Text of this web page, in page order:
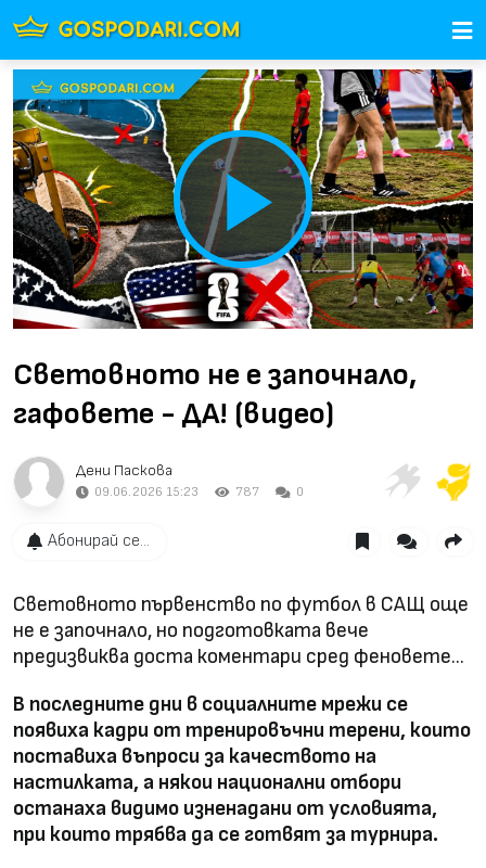
Play
Video
Световното не е започнало,
гафовете - ДА! (видео)
Дени Паскова
09.06.2026 15:23 787 0
Абонирай се...
Световното първенство по футбол в САЩ още
не е започнало, но подготовката вече
предизвиква доста коментари сред феновете...
В последните дни в социалните мрежи се
появиха кадри от тренировъчни терени, които
поставиха въпроси за качеството на
настилката, а някои национални отбори
останаха видимо изненадани от условията,
при които трябва да се готвят за турнира.